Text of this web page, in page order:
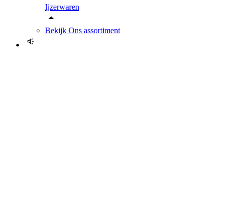
Ijzerwaren
Bekijk Ons assortiment